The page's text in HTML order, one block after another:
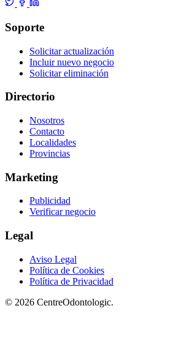
Soporte
Solicitar actualización
Incluir nuevo negocio
Solicitar eliminación
Directorio
Nosotros
Contacto
Localidades
Provincias
Marketing
Publicidad
Verificar negocio
Legal
Aviso Legal
Política de Cookies
Política de Privacidad
© 2026 CentreOdontologic.